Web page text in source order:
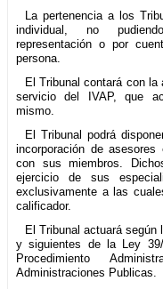
La pertenencia a los
individual, no
representación o por
persona.
El Tribunal contará con la
servicio del IVAP, que
mismo.
El Tribunal podrá
incorporación de asesores
con sus miembros.
ejercicio de sus
exclusivamente a las
calificador.
El Tribunal actuará
y siguientes de la Ley
Procedimiento
Administraciones Publicas.